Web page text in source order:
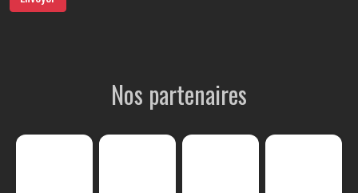
Nos partenaires